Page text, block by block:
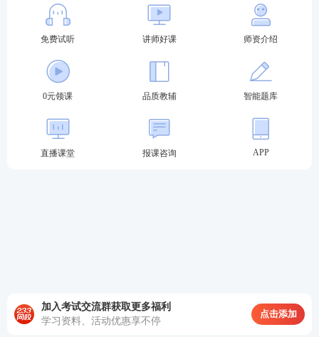
第三步：已阅读温馨提示后，选择输入信息
按照下图依次进行选择及填写：选择省份>>选择证件
类型>>填写证件号码>>填写考生姓名>>输入验证码>
免费试听 讲师好课 师资介绍
0元领课 品质教辅 智能题库
直播课堂 报课咨询 APP
加入考试交流群获取更多福利
学习资料、活动优惠享不停
点击添加